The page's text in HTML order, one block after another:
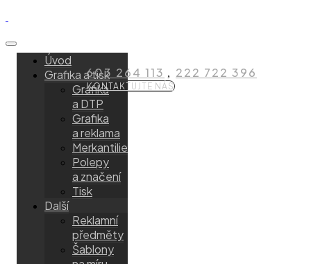
603 264 113 , 222 722 396
KONTAKTUJTE NÁS
Úvod
Grafika a tisk
Grafika
a DTP
Grafika
a reklama
Merkantilie
Polepy
a značení
Tisk
Další
Reklamní
předměty
Šablony